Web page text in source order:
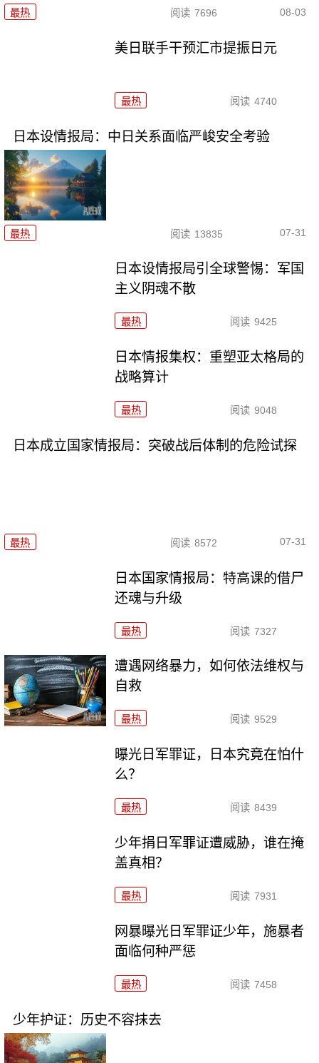
最热 阅读 7696 08-03
美日联手干预汇市提振日元
最热 阅读 4740
日本设情报局：中日关系面临严峻安全考验
最热 阅读 13835 07-31
日本设情报局引全球警惕：军国
主义阴魂不散
最热 阅读 9425
日本情报集权：重塑亚太格局的
战略算计
最热 阅读 9048
日本成立国家情报局：突破战后体制的危险试探
最热 阅读 8572 07-31
日本国家情报局：特高课的借尸
还魂与升级
最热 阅读 7327
遭遇网络暴力，如何依法维权与
自救
最热 阅读 9529
曝光日军罪证，日本究竟在怕什
么？
最热 阅读 8439
少年捐日军罪证遭威胁，谁在掩
盖真相？
最热 阅读 7931
网暴曝光日军罪证少年，施暴者
面临何种严惩
最热 阅读 7458
少年护证：历史不容抹去